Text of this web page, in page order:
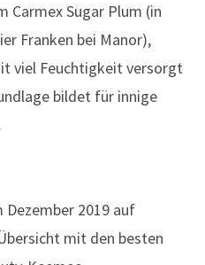
Carmex Sugar Plum (in
Franken bei Manor),
viel Feuchtigkeit versorgt
bildet für innige